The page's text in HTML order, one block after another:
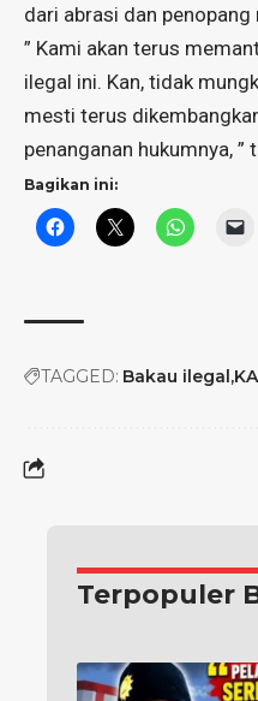
dari abrasi dan penopang
” Kami akan terus
ilegal ini. Kan, tidak
mesti terus
penanganan hukumnya,
Bagikan ini:
TAGGED: Bakau ilegal
Terpopuler